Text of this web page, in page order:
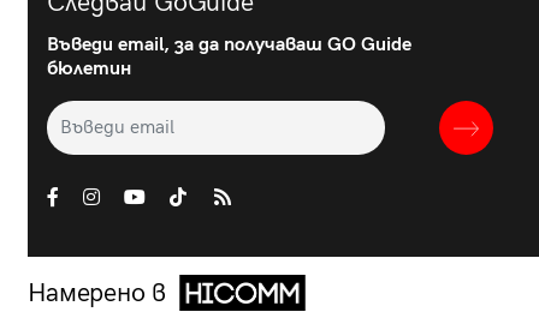
Въведи email, за да получаваш GO Guide
бюлетин
Намерено в